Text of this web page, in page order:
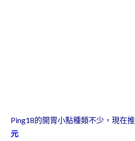
Ping18的開胃小點種類不少，現在
元